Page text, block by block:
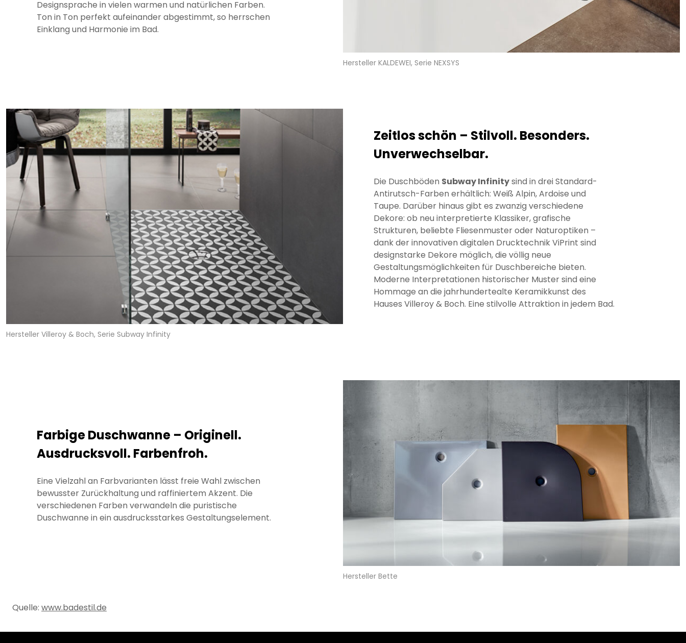
Hersteller KALDEWEI, Serie NEXSYS
Designsprache in vielen warmen und natürlichen Farben.
Ton in Ton perfekt aufeinander abgestimmt, so herrschen
Einklang und Harmonie im Bad.
Hersteller Villeroy & Boch, Serie Subway Infinity
Zeitlos schön – Stilvoll. Besonders.
Unverwechselbar.
Die Duschböden Subway Infinitysind in drei Standard-
Antirutsch-Farben erhältlich: Weiß Alpin, Ardoise und
Taupe. Darüber hinaus gibt es zwanzig verschiedene
Dekore: ob neu interpretierte Klassiker, grafische
Strukturen, beliebte Fliesenmuster oder Naturoptiken –
dank der innovativen digitalen Drucktechnik ViPrint sind
designstarke Dekore möglich, die völlig neue
Gestaltungsmöglichkeiten für Duschbereiche bieten.
Moderne Interpretationen historischer Muster sind eine
Hommage an die jahrhundertealte Keramikkunst des
Hauses Villeroy & Boch. Eine stilvolle Attraktion in jedem Bad.
Hersteller Bette
Farbige Duschwanne – Originell.
Ausdrucksvoll. Farbenfroh.
Eine Vielzahl an Farbvarianten lässt freie Wahl zwischen
bewusster Zurückhaltung und raffiniertem Akzent. Die
verschiedenen Farben verwandeln die puristische
Duschwanne in ein ausdrucksstarkes Gestaltungselement.
Quelle: www.badestil.de